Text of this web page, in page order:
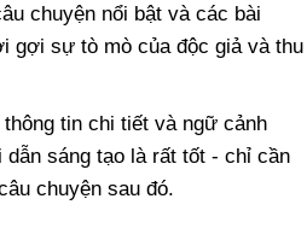
chuyện nổi bật và các bài
gợi sự tò mò của độc giả và thu
tin chi tiết và ngữ cảnh
sáng tạo là rất tốt - chỉ cần
chuyện sau đó.